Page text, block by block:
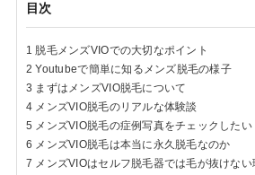
目次
1 脱毛メンズVIOでの大切なポイント
2 Youtubeで簡単に知るメンズ脱毛の様子
3 まずはメンズVIO脱毛について
4 メンズVIO脱毛のリアルな体験談
5 メンズVIO脱毛の症例写真をチェックしたい
6 メンズVIO脱毛は本当に永久脱毛なのか
7 メンズVIOはセルフ脱毛器では毛が抜けない